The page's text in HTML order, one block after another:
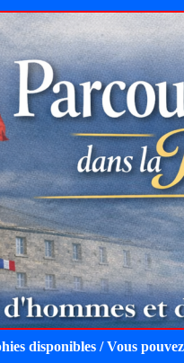
disponibles / Vous